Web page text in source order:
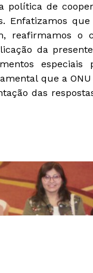
política de
Enfatizamos
reafirmamos o
da
especiais
que a
das